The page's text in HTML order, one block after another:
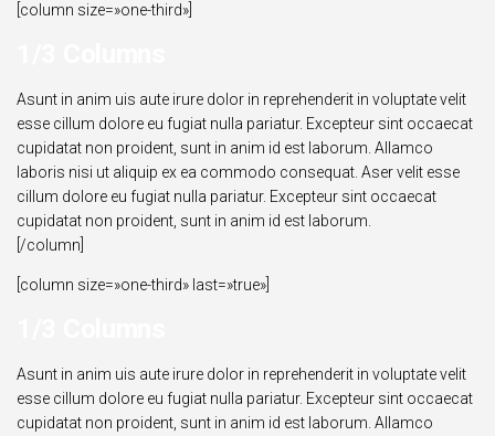
[column size=»one-third»]
Asunt in anim uis aute irure dolor in reprehenderit in voluptate velit
esse cillum dolore eu fugiat nulla pariatur. Excepteur sint occaecat
cupidatat non proident, sunt in anim id est laborum. Allamco
laboris nisi ut aliquip ex ea commodo consequat. Aser velit esse
cillum dolore eu fugiat nulla pariatur. Excepteur sint occaecat
cupidatat non proident, sunt in anim id est laborum.
[/column]
[column size=»one-third» last=»true»]
Asunt in anim uis aute irure dolor in reprehenderit in voluptate velit
esse cillum dolore eu fugiat nulla pariatur. Excepteur sint occaecat
cupidatat non proident, sunt in anim id est laborum. Allamco